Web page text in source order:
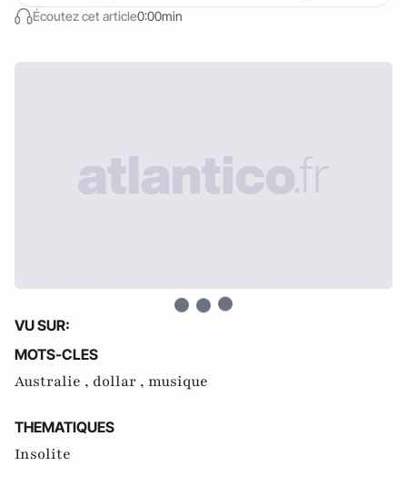
Écoutez cet article0:00min
VU SUR:
MOTS-CLES
Australie , dollar , musique
THEMATIQUES
Insolite